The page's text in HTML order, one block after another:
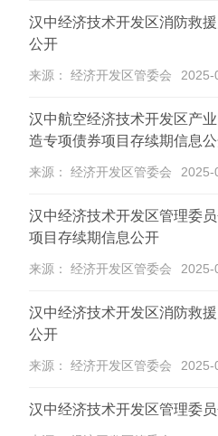
汉中经济技术开发区消防救
公开
来源： 经济开发区管委会 2025-
汉中航空经济技术开发区产
造专项债券项目存续期信息
来源： 经济开发区管委会 2025-
汉中经济技术开发区管理委
项目存续期信息公开
来源： 经济开发区管委会 2025-
汉中经济技术开发区消防救
公开
来源： 经济开发区管委会 2025-
汉中经济技术开发区管理委